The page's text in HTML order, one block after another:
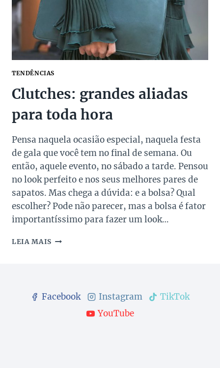
TENDÊNCIAS
Clutches: grandes aliadas
para toda hora
Pensa naquela ocasião especial, naquela festa
de gala que você tem no final de semana. Ou
então, aquele evento, no sábado a tarde. Pensou
no look perfeito e nos seus melhores pares de
sapatos. Mas chega a dúvida: e a bolsa? Qual
escolher? Pode não parecer, mas a bolsa é fator
importantíssimo para fazer um look…
LEIA MAIS CLUTCHES:
HORA
Facebook Instagram
TikTok
YouTube